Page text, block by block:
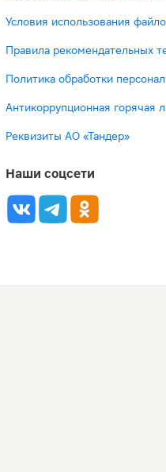
Условия использования
Правила рекомендательных
Политика обработки
Антикоррупционная горячая
Реквизиты АО «Тандер»
Наши соцсети